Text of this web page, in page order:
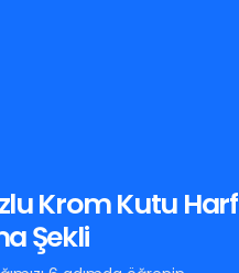
Krom Kutu Harf
Şekli